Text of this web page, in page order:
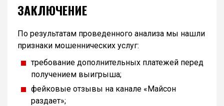
ЗАКЛЮЧЕНИЕ
По результатам проведенного анализа мы нашли
признаки мошеннических услуг:
требование дополнительных платежей перед
получением выигрыша;
фейковые отзывы на канале «Майсон
раздает»;